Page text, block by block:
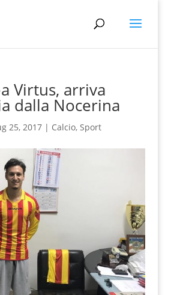
Virtus, arriva
dalla Nocerina
25, 2017| Calcio, Sport